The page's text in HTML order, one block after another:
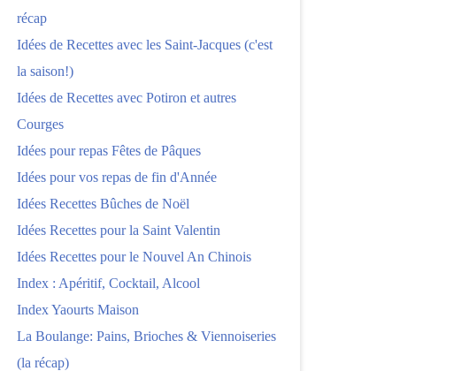
récap
Idées de Recettes avec les Saint-Jacques (c'est
la saison!)
Idées de Recettes avec Potiron et autres
Courges
Idées pour repas Fêtes de Pâques
Idées pour vos repas de fin d'Année
Idées Recettes Bûches de Noël
Idées Recettes pour la Saint Valentin
Idées Recettes pour le Nouvel An Chinois
Index : Apéritif, Cocktail, Alcool
Index Yaourts Maison
La Boulange: Pains, Brioches & Viennoiseries
(la récap)